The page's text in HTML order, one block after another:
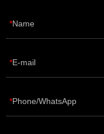
Name
E-mail
Phone/WhatsApp